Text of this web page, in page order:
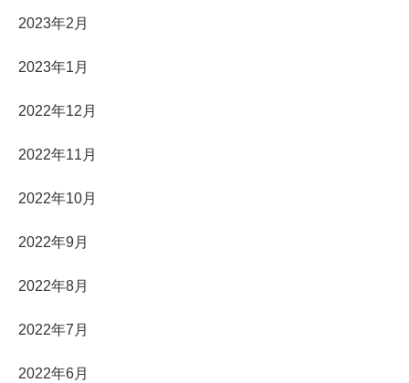
2023年2月
2023年1月
2022年12月
2022年11月
2022年10月
2022年9月
2022年8月
2022年7月
2022年6月